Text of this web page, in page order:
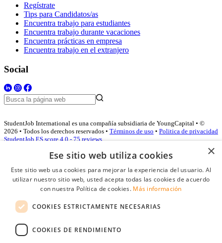
Regístrate
Tips para Candidatos/as
Encuentra trabajo para estudiantes
Encuentra trabajo durante vacaciones
Encuentra prácticas en empresa
Encuentra trabajo en el extranjero
Social
StudentJob International es una compañía subsidiaria de YoungCapital • ©
2026 • Todos los derechos reservados • Términos de uso • Politica de privacidad
StudentJob ES score 4.0 - 75 reviews
Acceso empresas
Contraseña
Recordarme
×
Ese sitio web utiliza cookies
Este sitio web usa cookies para mejorar la experiencia del usuario. Al
utilizar nuestro sitio web, usted acepta todas las cookies de acuerdo
con nuestra Política de cookies. Más información
COOKIES ESTRICTAMENTE NECESARIAS
COOKIES DE RENDIMIENTO